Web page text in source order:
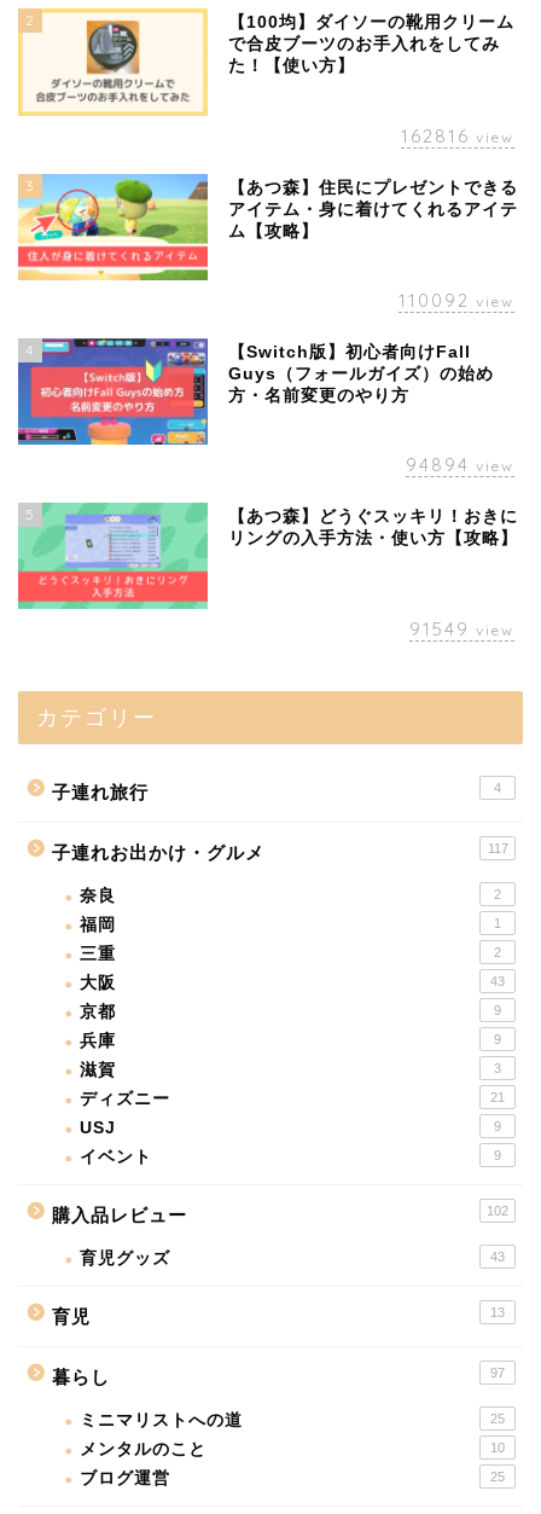
2
【100均】ダイソーの靴用クリーム
で合皮ブーツのお手入れをしてみ
た！【使い方】
162816 view
3
【あつ森】住民にプレゼントできる
アイテム・身に着けてくれるアイテ
ム【攻略】
110092 view
4
【Switch版】初心者向けFall
Guys（フォールガイズ）の始め
方・名前変更のやり方
94894 view
5
【あつ森】どうぐスッキリ！おきに
リングの入手方法・使い方【攻略】
91549 view
カテゴリー
子連れ旅行 4
子連れお出かけ・グルメ 117
奈良 2
福岡 1
三重 2
大阪 43
京都 9
兵庫 9
滋賀 3
ディズニー 21
USJ 9
イベント 9
購入品レビュー 102
育児グッズ 43
育児 13
暮らし 97
ミニマリストへの道 25
メンタルのこと 10
ブログ運営 25